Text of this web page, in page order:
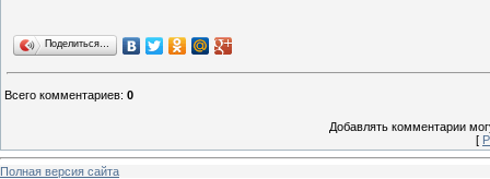
Поделиться…
Всего комментариев: 0
Добавлять комментарии
[
Полная версия сайта